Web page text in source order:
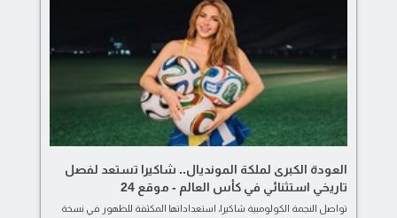
العودة الكبرى لملكة المونديال.. شاكيرا تستعد لفصل
تاريخي استثنائي في كأس العالم - موقع 24
تواصل النجمة الكولومبية شاكيرا، استعداداتها المكثفة للظهور في نسخة